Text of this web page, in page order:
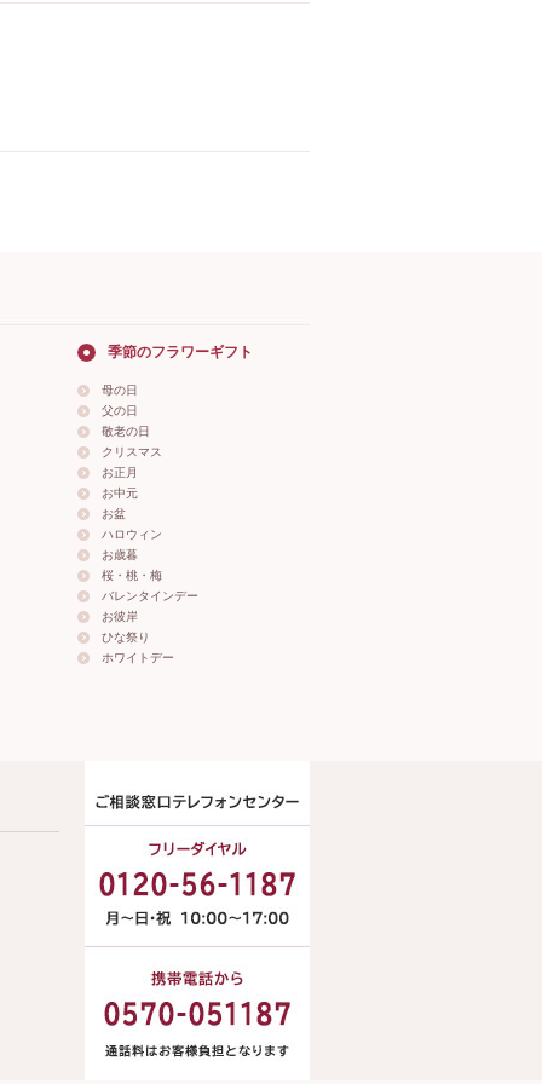
季節のフラワーギフト
母の日
父の日
敬老の日
クリスマス
お正月
お中元
お盆
ハロウィン
お歳暮
桜・桃・梅
バレンタインデー
お彼岸
ひな祭り
ホワイトデー